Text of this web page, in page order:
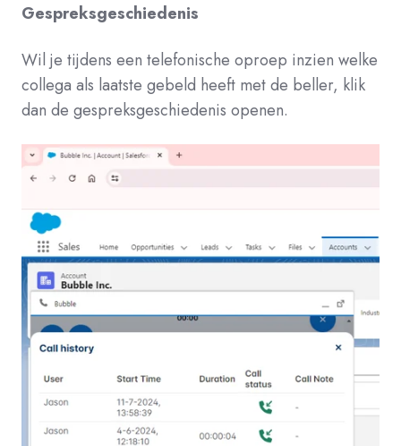
Gespreksgeschiedenis
Wil je tijdens een telefonische oproep inzien welke
collega als laatste gebeld heeft met de beller, klik
dan de gespreksgeschiedenis openen.